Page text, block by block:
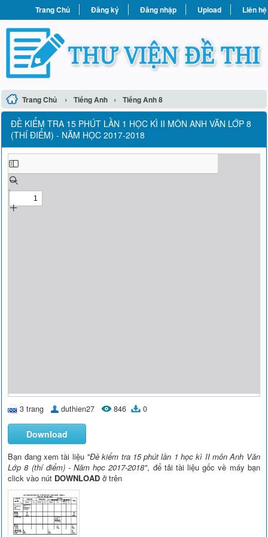
Trang Chủ Đăng ký Đăng nhập Upload Liên hệ
Trang Chủ › Tiếng Anh › Tiếng Anh 8
ĐỀ KIỂM TRA 15 PHÚT LẦN 1 HỌC KÌ II MÔN ANH VĂN LỚP 8
(THÍ ĐIỂM) - NĂM HỌC 2017-2018
3 trang duthien27 846 0
Download
Bạn đang xem tài liệu "Đề kiểm tra 15 phút lần 1 học kì II môn Anh Văn
Lớp 8 (thí điểm) - Năm học 2017-2018", để tải tài liệu gốc về máy bạn
click vào nút DOWNLOAD ở trên